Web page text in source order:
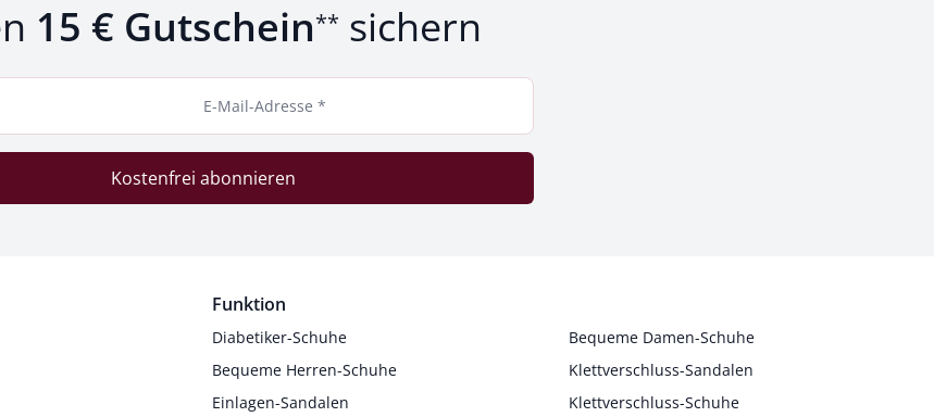
15 € Gutschein** sichern
E-Mail-Adresse *
Kostenfrei abonnieren
Funktion
Diabetiker-Schuhe
Bequeme Damen-Schuhe
Bequeme Herren-Schuhe
Klettverschluss-Sandalen
Einlagen-Sandalen
Klettverschluss-Schuhe